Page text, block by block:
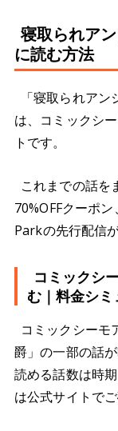
寝取られア
に読む方法
「寝取られア
は、コミックシ
トです。
これまでの話を
70%OFFクーポ
Parkの先行配信
コミックシ
む｜料金シ
コミックシーモ
爵」の一部の話
読める話数は時
は公式サイトで